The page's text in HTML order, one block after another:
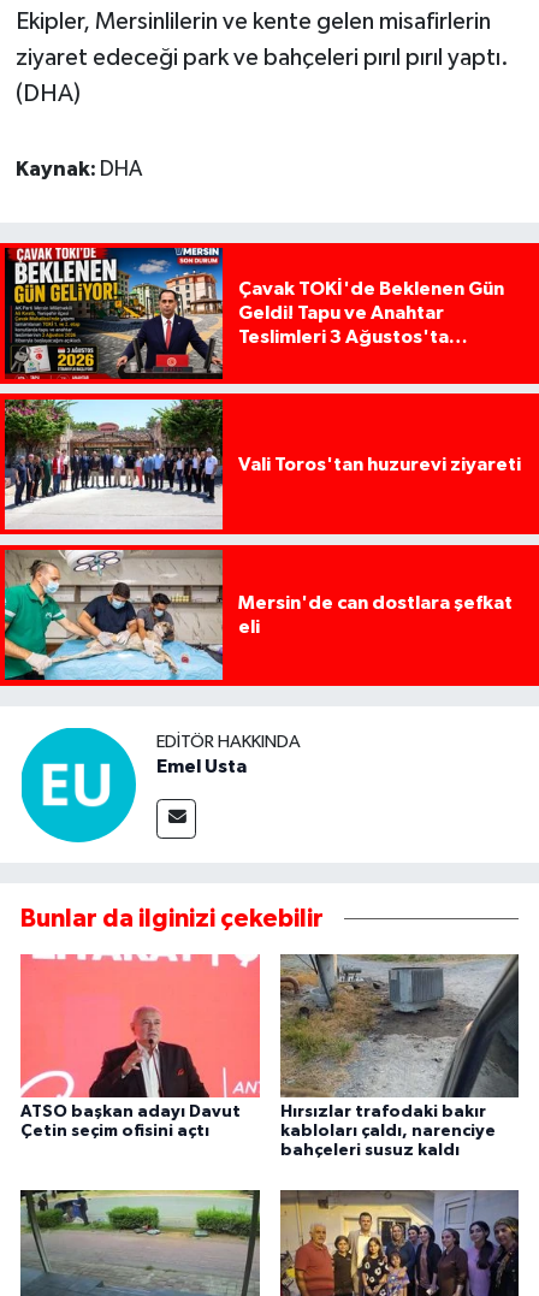
Ekipler, Mersinlilerin ve kente gelen misafirlerin
ziyaret edeceği park ve bahçeleri pırıl pırıl yaptı.
(DHA)
Kaynak: DHA
Çavak TOKİ'de Beklenen Gün
Geldi! Tapu ve Anahtar
Teslimleri 3 Ağustos'ta
Vali Toros'tan huzurevi ziyareti
Mersin'de can dostlara şefkat
eli
EDITÖR HAKKINDA
Emel Usta
Bunlar da ilginizi çekebilir
ATSO başkan adayı Davut
Çetin seçim ofisini açtı
Hırsızlar trafodaki bakır
kabloları çaldı, narenciye
bahçeleri susuz kaldı